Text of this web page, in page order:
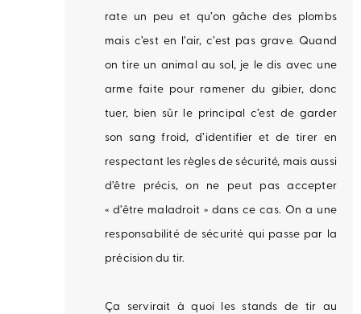
rate un peu et qu’on gâche des plombs
mais c’est en l’air, c’est pas grave. Quand
on tire un animal au sol, je le dis avec une
arme faite pour ramener du gibier, donc
tuer, bien sûr le principal c’est de garder
son sang froid, d’identifier et de tirer en
respectant les règles de sécurité, mais aussi
d’être précis, on ne peut pas accepter
« d’être maladroit » dans ce cas. On a une
responsabilité de sécurité qui passe par la
précision du tir.
Ça servirait à quoi les stands de tir au